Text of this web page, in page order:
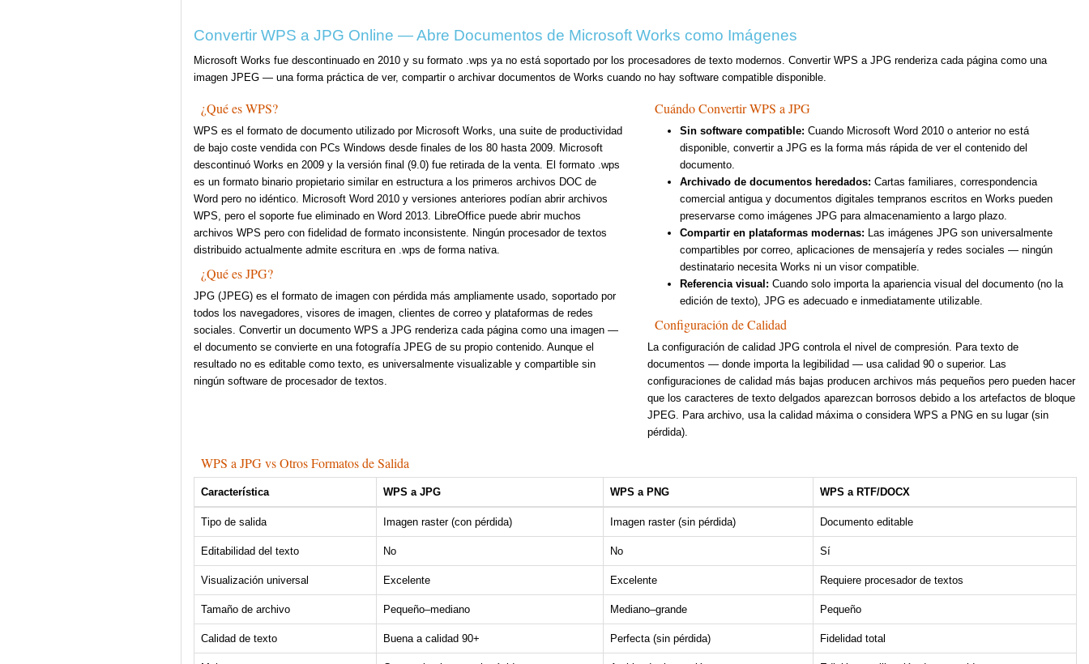
Convertir WPS a JPG Online — Abre Documentos de Microsoft Works como Imágenes
Microsoft Works fue descontinuado en 2010 y su formato .wps ya no está soportado por los procesadores de texto modernos. Convertir WPS a JPG renderiza cada página como una
imagen JPEG — una forma práctica de ver, compartir o archivar documentos de Works cuando no hay software compatible disponible.
¿Qué es WPS?
WPS es el formato de documento utilizado por Microsoft Works, una suite de productividad
de bajo coste vendida con PCs Windows desde finales de los 80 hasta 2009. Microsoft
descontinuó Works en 2009 y la versión final (9.0) fue retirada de la venta. El formato .wps
es un formato binario propietario similar en estructura a los primeros archivos DOC de
Word pero no idéntico. Microsoft Word 2010 y versiones anteriores podían abrir archivos
WPS, pero el soporte fue eliminado en Word 2013. LibreOffice puede abrir muchos
archivos WPS pero con fidelidad de formato inconsistente. Ningún procesador de textos
distribuido actualmente admite escritura en .wps de forma nativa.
¿Qué es JPG?
JPG (JPEG) es el formato de imagen con pérdida más ampliamente usado, soportado por
todos los navegadores, visores de imagen, clientes de correo y plataformas de redes
sociales. Convertir un documento WPS a JPG renderiza cada página como una imagen —
el documento se convierte en una fotografía JPEG de su propio contenido. Aunque el
resultado no es editable como texto, es universalmente visualizable y compartible sin
ningún software de procesador de textos.
Cuándo Convertir WPS a JPG
Sin software compatible: Cuando Microsoft Word 2010 o anterior no está
disponible, convertir a JPG es la forma más rápida de ver el contenido del
documento.
Archivado de documentos heredados: Cartas familiares, correspondencia
comercial antigua y documentos digitales tempranos escritos en Works pueden
preservarse como imágenes JPG para almacenamiento a largo plazo.
Compartir en plataformas modernas: Las imágenes JPG son universalmente
compartibles por correo, aplicaciones de mensajería y redes sociales — ningún
destinatario necesita Works ni un visor compatible.
Referencia visual: Cuando solo importa la apariencia visual del documento (no la
edición de texto), JPG es adecuado e inmediatamente utilizable.
Configuración de Calidad
La configuración de calidad JPG controla el nivel de compresión. Para texto de
documentos — donde importa la legibilidad — usa calidad 90 o superior. Las
configuraciones de calidad más bajas producen archivos más pequeños pero pueden hacer
que los caracteres de texto delgados aparezcan borrosos debido a los artefactos de bloque
JPEG. Para archivo, usa la calidad máxima o considera WPS a PNG en su lugar (sin
pérdida).
WPS a JPG vs Otros Formatos de Salida
Característica WPS a JPG WPS a PNG WPS a RTF/DOCX
Tipo de salida Imagen raster (con pérdida) Imagen raster (sin pérdida) Documento editable
Editabilidad del texto No No Sí
Visualización universal Excelente Excelente Requiere procesador de textos
Tamaño de archivo Pequeño–mediano Mediano–grande Pequeño
Calidad de texto Buena a calidad 90+ Perfecta (sin pérdida) Fidelidad total